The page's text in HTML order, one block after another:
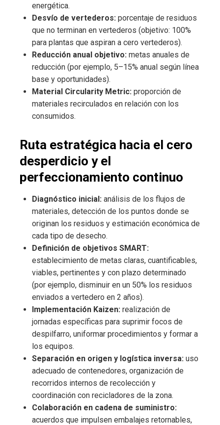
energética.
Desvío de vertederos: porcentaje de residuos
que no terminan en vertederos (objetivo: 100%
para plantas que aspiran a cero vertederos).
Reducción anual objetivo: metas anuales de
reducción (por ejemplo, 5–15% anual según línea
base y oportunidades).
Material Circularity Metric: proporción de
materiales recirculados en relación con los
consumidos.
Ruta estratégica hacia el cero
desperdicio y el
perfeccionamiento continuo
Diagnóstico inicial: análisis de los flujos de
materiales, detección de los puntos donde se
originan los residuos y estimación económica de
cada tipo de desecho.
Definición de objetivos SMART:
establecimiento de metas claras, cuantificables,
viables, pertinentes y con plazo determinado
(por ejemplo, disminuir en un 50% los residuos
enviados a vertedero en 2 años).
Implementación Kaizen: realización de
jornadas específicas para suprimir focos de
despilfarro, uniformar procedimientos y formar a
los equipos.
Separación en origen y logística inversa: uso
adecuado de contenedores, organización de
recorridos internos de recolección y
coordinación con recicladores de la zona.
Colaboración en cadena de suministro:
acuerdos que impulsen embalajes retornables,